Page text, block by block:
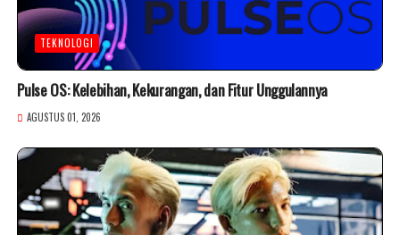
TEKNOLOGI
Pulse OS: Kelebihan, Kekurangan, dan Fitur Unggulannya
AGUSTUS 01, 2026